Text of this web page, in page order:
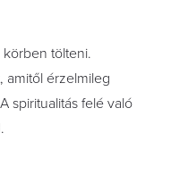
körben tölteni.
amitől érzelmileg
spiritualitás felé való